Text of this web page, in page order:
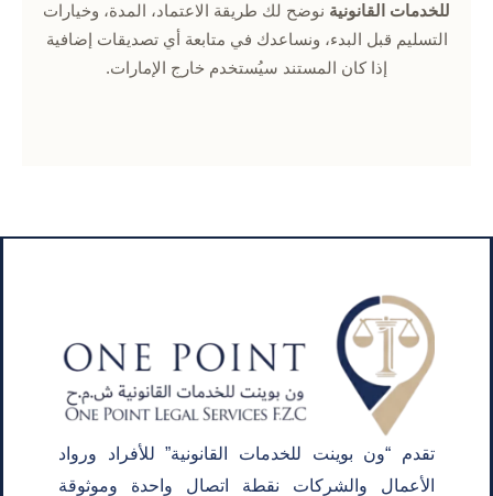
للخدمات القانونية نوضح لك طريقة الاعتماد، المدة، وخيارات
التسليم قبل البدء، ونساعدك في متابعة أي تصديقات إضافية
إذا كان المستند سيُستخدم خارج الإمارات.
تقدم “ون بوينت للخدمات القانونية” للأفراد ورواد
الأعمال والشركات نقطة اتصال واحدة وموثوقة